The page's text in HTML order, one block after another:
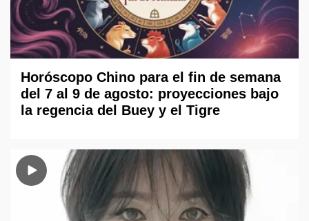
Horóscopo Chino para el fin de semana
del 7 al 9 de agosto: proyecciones bajo
la regencia del Buey y el Tigre